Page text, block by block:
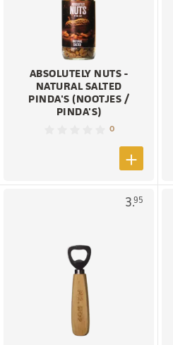
ABSOLUTELY NUTS -
NATURAL SALTED
PINDA'S (NOOTJES /
PINDA'S)
0
3.95